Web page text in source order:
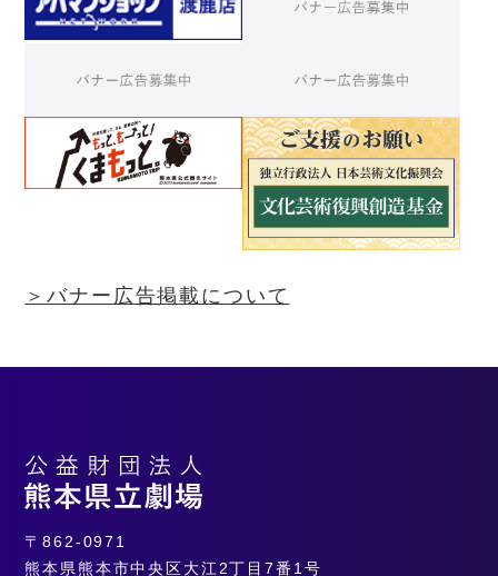
＞バナー広告掲載について
〒862-0971
熊本県熊本市中央区大江2丁目7番1号